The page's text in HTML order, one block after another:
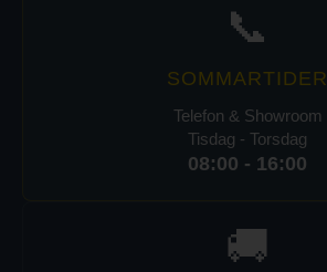
📞
SOMMARTIDER
Telefon & Showroom
Tisdag - Torsdag
08:00 - 16:00
🚚